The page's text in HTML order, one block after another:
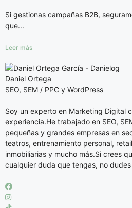
Si gestionas campañas B2B,
que...
Leer más
Daniel Ortega
SEO, SEM / PPC y WordPress
Soy un experto en Marketing Digital
experiencia.He trabajado en SEO,
pequeñas y grandes empresas en
teatros, entrenamiento personal,
inmobiliarias y mucho más.Si crees
cualquier duda que tengas, no